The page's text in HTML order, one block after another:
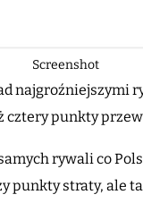
Screenshot
najgroźniejszymi
cztery punkty
rywali co
punkty straty, ale